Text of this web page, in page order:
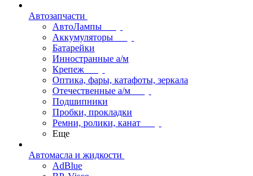
Автозапчасти
АвтоЛампы
Аккумуляторы
Батарейки
Инностранные а/м
Крепеж
Оптика, фары, катафоты, зеркала
Отечественные а/м
Подшипники
Пробки, прокладки
Ремни, ролики, канат
Еще
Автомасла и жидкости
AdBlue